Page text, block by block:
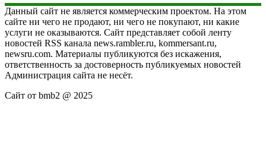
Данный сайт не является коммерческим проектом. На этом
сайте ни чего не продают, ни чего не покупают, ни какие
услуги не оказываются. Сайт представляет собой ленту
новостей RSS канала news.rambler.ru, kommersant.ru,
newsru.com. Материалы публикуются без искажения,
ответственность за достоверность публикуемых новостей
Администрация сайта не несёт.
Сайт от bmb2 @ 2025